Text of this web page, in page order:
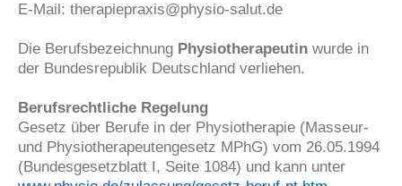
E-Mail: therapiepraxis@physio-salut.de
Die Berufsbezeichnung Physiotherapeutin wurde in
der Bundesrepublik Deutschland verliehen.
Berufsrechtliche Regelung
Gesetz über Berufe in der Physiotherapie (Masseur-
und Physiotherapeutengesetz MPhG) vom 26.05.1994
(Bundesgesetzblatt I, Seite 1084) und kann unter